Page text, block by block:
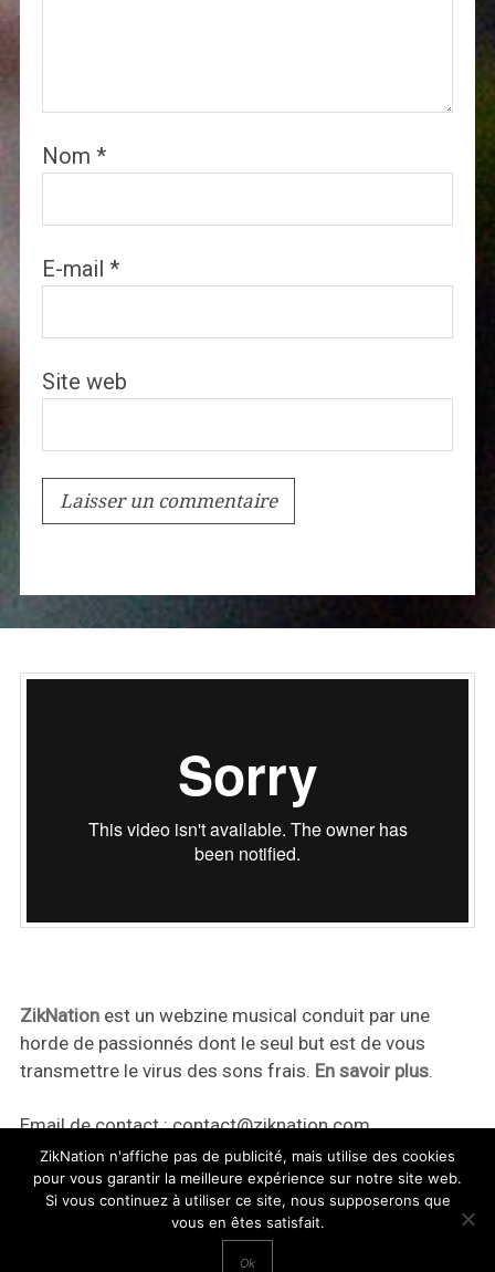
Nom *
E-mail *
Site web
ZikNationest un webzine musical conduit par une
horde de passionnés dont le seul but est de vous
transmettre le virus des sons frais. En savoir plus.
Email de contact :contact@ziknation.com
ZikNation n'affiche pas de publicité, mais utilise des cookies
pour vous garantir la meilleure expérience sur notre site web.
Si vous continuez à utiliser ce site, nous supposerons que
vous en êtes satisfait.
Ok